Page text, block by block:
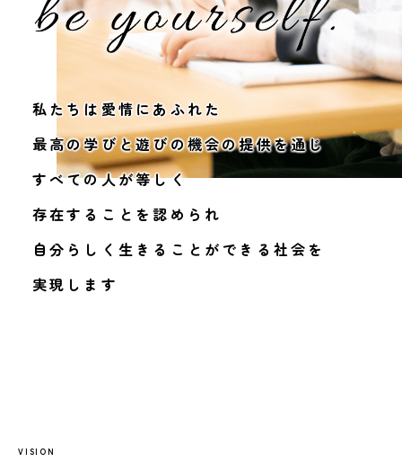
私たちは愛情にあふれた
最高の学びと遊びの機会の提供を通じ
すべての人が等しく
存在することを認められ
自分らしく生きることができる社会を
実現します
VISION